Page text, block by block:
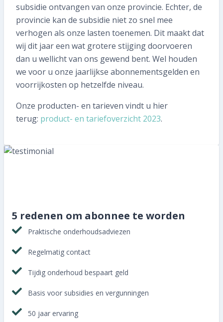
subsidie ontvangen van onze provincie. Echter, de
provincie kan de subsidie niet zo snel mee
verhogen als onze lasten toenemen. Dit maakt dat
wij dit jaar een wat grotere stijging doorvoeren
dan u wellicht van ons gewend bent. Wel houden
we voor u onze jaarlijkse abonnementsgelden en
voorrijkosten op hetzelfde niveau.
Onze producten- en tarieven vindt u hier
terug: product- en tariefoverzicht 2023.
5 redenen om abonnee te worden
Praktische onderhoudsadviezen
Regelmatig contact
Tijdig onderhoud bespaart geld
Basis voor subsidies en vergunningen
50 jaar ervaring
Volgende inspectie plannen
Aan- of verkoopinspectie plannen
Mijn gegevens wijzigen
Mijn inspectierapport opvragen
Veelgestelde vragen
Aanmelden nieuwsbrief